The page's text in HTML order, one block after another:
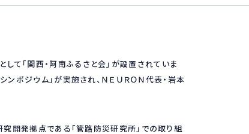
て「関西・阿南ふるさと会」が設置されていま
ポジウム」が実施され、ＮＥＵＲＯＮ代表・岩本
究開発拠点である「管路防災研究所」での取り組